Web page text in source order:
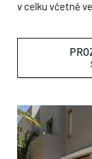
v celku včetně